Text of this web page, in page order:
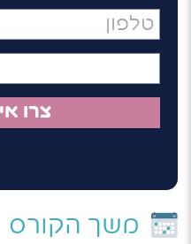
טלפון
משך הקורס